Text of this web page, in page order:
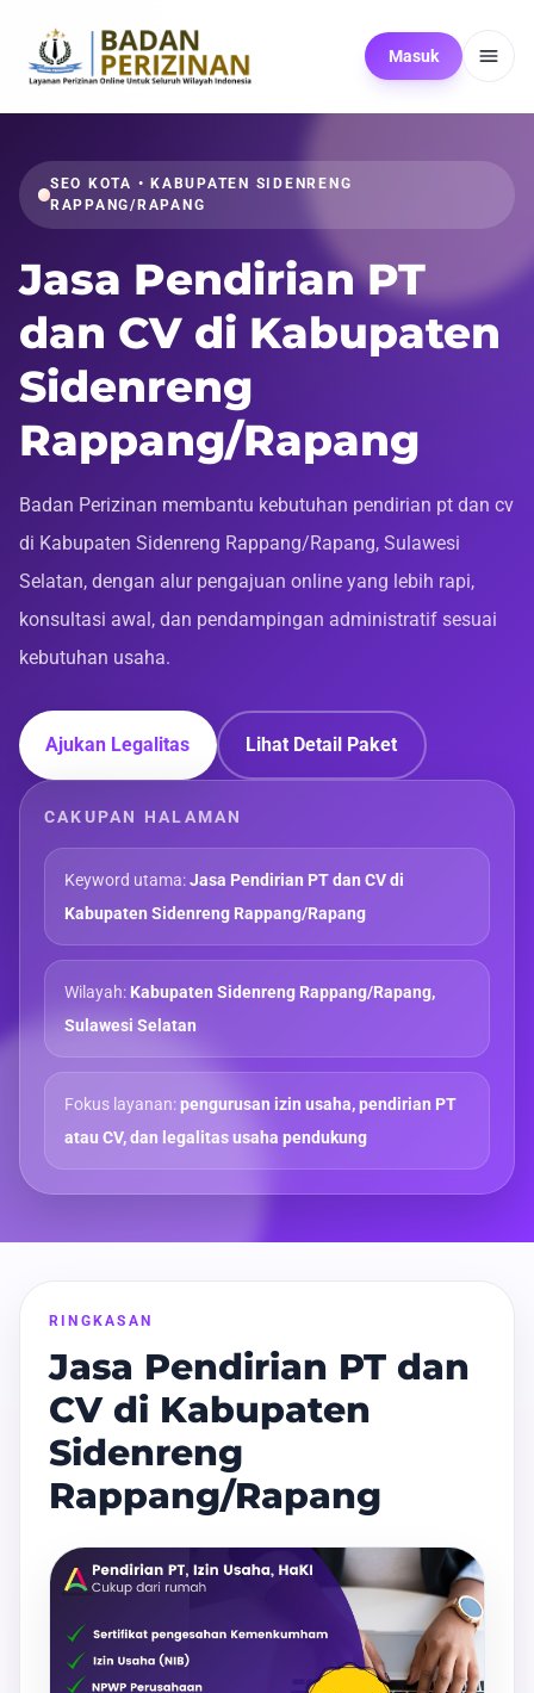
Masuk
SEO KOTA • KABUPATEN SIDENRENG
RAPPANG/RAPANG
Jasa Pendirian PT
dan CV di Kabupaten
Sidenreng
Rappang/Rapang
Badan Perizinan membantu kebutuhan pendirian pt dan cv
di Kabupaten Sidenreng Rappang/Rapang, Sulawesi
Selatan, dengan alur pengajuan online yang lebih rapi,
konsultasi awal, dan pendampingan administratif sesuai
kebutuhan usaha.
Ajukan Legalitas Lihat Detail Paket
CAKUPAN HALAMAN
Keyword utama:Jasa Pendirian PT dan CV di
Kabupaten Sidenreng Rappang/Rapang
Wilayah: Kabupaten Sidenreng Rappang/Rapang,
Sulawesi Selatan
Fokus layanan:pengurusan izin usaha, pendirian PT
atau CV, dan legalitas usaha pendukung
RINGKASAN
Jasa Pendirian PT dan
CV di Kabupaten
Sidenreng
Rappang/Rapang